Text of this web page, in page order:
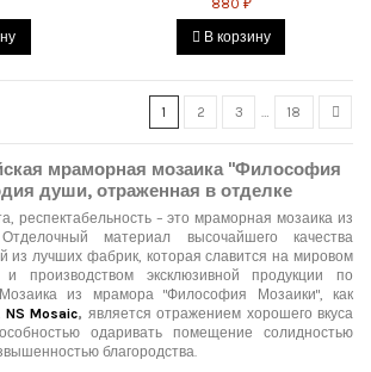
В корзину
1 2 3 18
мраморная мозаика "Философия
души, отраженная в отделке
респектабельность – это мраморная мозаика из
материал высочайшего качества
из лучших фабрик, которая славится на мировом
производством эксклюзивной продукции по
из мрамора "Философия Мозаики", как
NS Mosaic, является отражением хорошего вкуса
одаривать помещение солидностью
благородства.